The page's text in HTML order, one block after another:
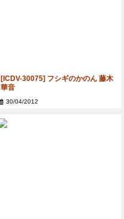
[ICDV-30075] フシギのかのん 藤木
華音
30/04/2012